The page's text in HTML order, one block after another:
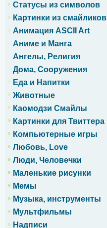
Статусы из символов
Картинки из смайликов
Анимация ASCII Art
Аниме и Манга
Ангелы, Религия
Дома, Сооружения
Еда и Напитки
Животные
Каомодзи Смайлы
Картинки для Твиттера
Компьютерные игры
Любовь, Love
Люди, Человечки
Маленькие рисунки
Мемы
Музыка, инструменты
Мультфильмы
Надписи